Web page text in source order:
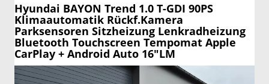
Hyundai BAYON Trend 1.0 T-GDI 90PS
Klimaautomatik Rückf.Kamera
Parksensoren Sitzheizung Lenkradheizung
Bluetooth Touchscreen Tempomat Apple
CarPlay + Android Auto 16"LM